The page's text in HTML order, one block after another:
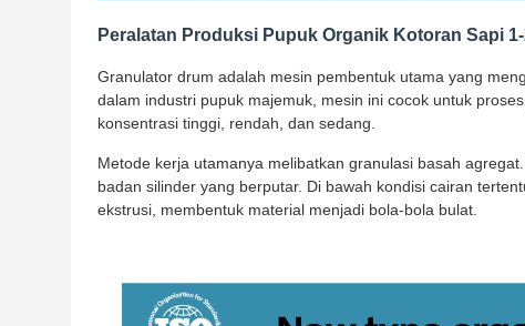
Peralatan Produksi Pupuk Organik Kotoran Sapi 1-
Granulator drum adalah mesin pembentuk utama yang
dalam industri pupuk majemuk, mesin ini cocok untuk
konsentrasi tinggi, rendah, dan sedang.
Metode kerja utamanya melibatkan granulasi basah
badan silinder yang berputar. Di bawah kondisi cairan
ekstrusi, membentuk material menjadi bola-bola bulat.